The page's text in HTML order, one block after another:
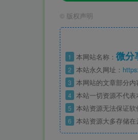
© 版权声明
1 本网站名称： 微分
2 本站永久网址：
3 本网站的文章部分
4 本站一切资源不代表
5 本站资源无法保证
6 本站资源大多存储在